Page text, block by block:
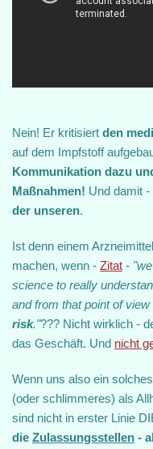
Nein! Er kritisiert den
auf dem Impfstoff
Kommunikation dazu
Maßnahmen! Und damit
der unseren.
Ist denn einem
machen, wenn - Zitat -
science to really
and from that point of view
risk."??? Nicht wirklich -
das Geschäft. Und nicht
Wenn uns also ein
(oder schlimmeres) als
sind nicht in erster Linie
die Zulassungsstellen -